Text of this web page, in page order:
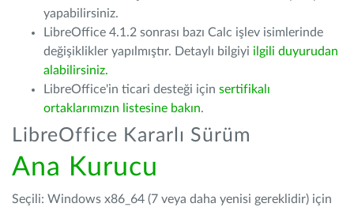
yapabilirsiniz.
LibreOffice 4.1.2 sonrası bazı Calc işlev isimlerinde
değişiklikler yapılmıştır. Detaylı bilgiyi ilgili duyurudan
alabilirsiniz.
LibreOffice'in ticari desteği için sertifikalı
ortaklarımızın listesine bakın.
LibreOffice Kararlı Sürüm
Ana Kurucu
Seçili: Windows x86_64 (7 veya daha yenisi gereklidir) için